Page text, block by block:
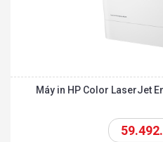
Máy in HP Color LaserJet